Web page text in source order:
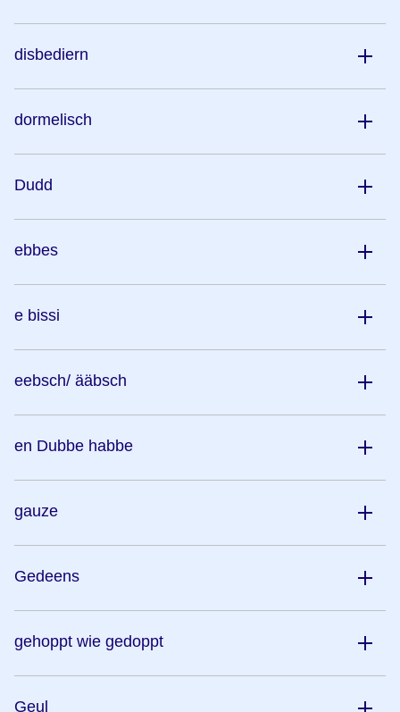
disbediern
dormelisch
Dudd
ebbes
e bissi
eebsch/ ääbsch
en Dubbe habbe
gauze
Gedeens
gehoppt wie gedoppt
Geul